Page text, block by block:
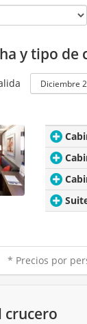
y tipo
* Precios por
crucero